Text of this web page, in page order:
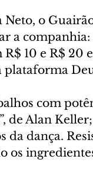
o
companhia:
10 e R$ 20
com
Alan Keller;
da dança.
os